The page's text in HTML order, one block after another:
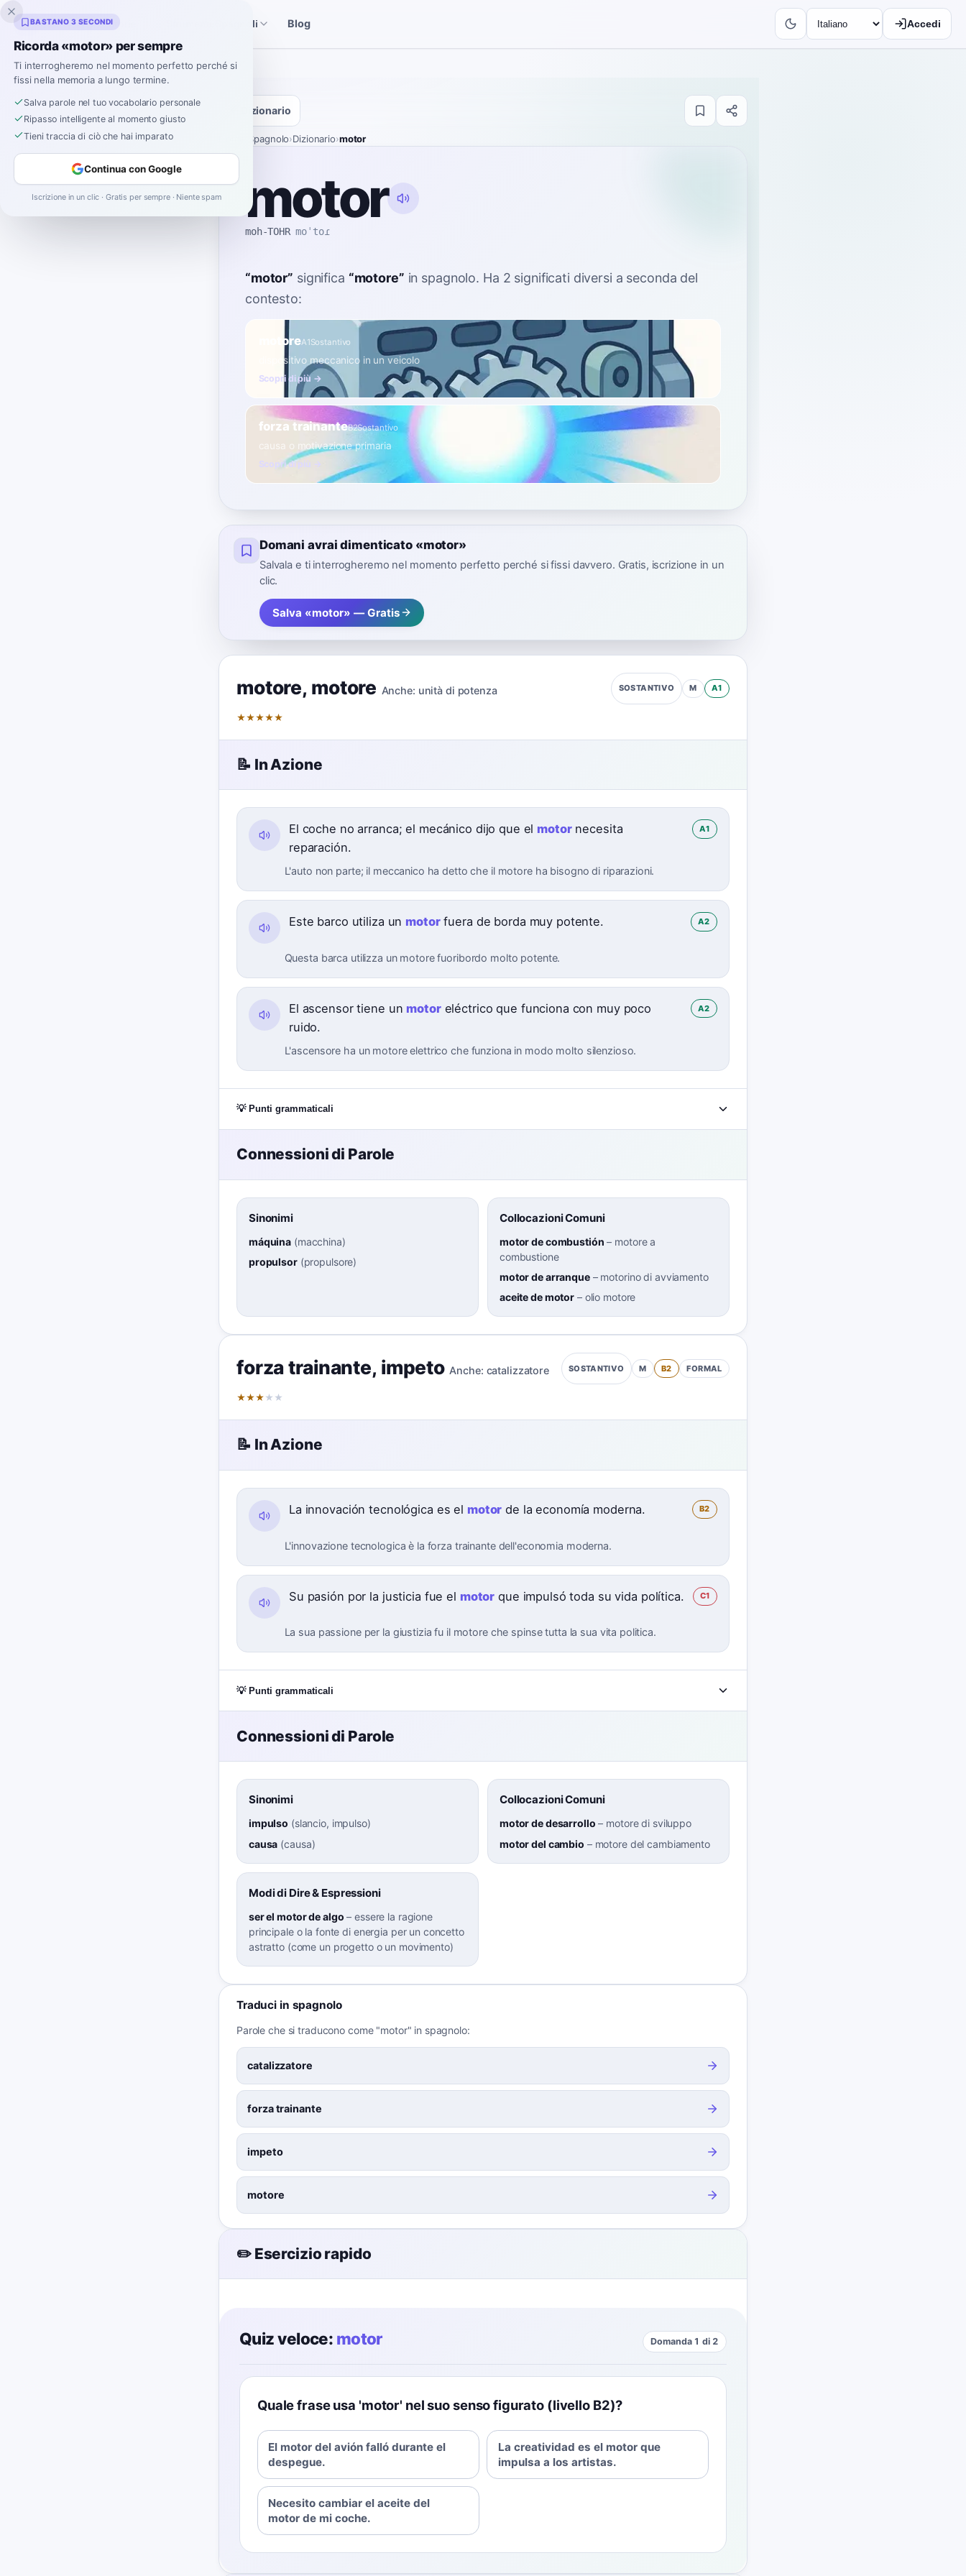
Inklingo Storie Strumenti Spagnoli Blog Accedi
Dizionario
Spagnolo›Dizionario›motor
motor
moh-TOHR moˈtoɾ
“motor” significa “motore” in spagnolo. Ha 2 significati diversi a seconda del
contesto:
motoreA1Sostantivo
dispositivo meccanico in un veicolo
Scopri di più →
forza trainanteB2Sostantivo
causa o motivazione primaria
Scopri di più →
Domani avrai dimenticato «motor»
Salvala e ti interrogheremo nel momento perfetto perché si fissi davvero. Gratis, iscrizione in un
clic.
Salva «motor» — Gratis
motore, motore Anche: unità di potenza SOSTANTIVO M A1
★★★★★
📝 In Azione
El coche no arranca; el mecánico dijo que el motornecesita
reparación.
A1
L'auto non parte; il meccanico ha detto che il motore ha bisogno di riparazioni.
Este barco utiliza un motorfuera de borda muy potente. A2
Questa barca utilizza un motore fuoribordo molto potente.
El ascensor tiene un motoreléctrico que funciona con muy poco
ruido.
A2
L'ascensore ha un motore elettrico che funziona in modo molto silenzioso.
💡 Punti grammaticali
Connessioni di Parole
Sinonimi
máquina (macchina)
propulsor(propulsore)
Collocazioni Comuni
motor de combustión – motore a
combustione
motor de arranque– motorino di avviamento
aceite de motor – olio motore
forza trainante, impeto Anche: catalizzatore SOSTANTIVO M B2 FORMAL
★★★ ★ ★
📝 In Azione
La innovación tecnológica es el motor de la economía moderna. B2
L'innovazione tecnologica è la forza trainante dell'economia moderna.
Su pasión por la justicia fue el motor que impulsó toda su vida política. C1
La sua passione per la giustizia fu il motore che spinse tutta la sua vita politica.
💡 Punti grammaticali
Connessioni di Parole
Sinonimi
impulso (slancio, impulso)
causa (causa)
Collocazioni Comuni
motor de desarrollo – motore di sviluppo
motor del cambio – motore del cambiamento
Modi di Dire & Espressioni
ser el motor de algo –essere la ragione
principale o la fonte di energia per un concetto
astratto (come un progetto o un movimento)
Traduci in spagnolo
Parole che si traducono come "motor" in spagnolo:
catalizzatore
forza trainante
impeto
motore
✏️ Esercizio rapido
Quiz veloce: motor Domanda 1 di 2
Quale frase usa 'motor' nel suo senso figurato (livello B2)?
El motor del avión falló durante el
despegue.
La creatividad es el motor que
impulsa a los artistas.
Necesito cambiar el aceite del
motor de mi coche.
BASTANO 3 SECONDI
Ricorda «motor» per sempre
Ti interrogheremo nel momento perfetto perché si
fissi nella memoria a lungo termine.
Salva parole nel tuo vocabolario personale
Ripasso intelligente al momento giusto
Tieni traccia di ciò che hai imparato
Continua con Google
Iscrizione in un clic · Gratis per sempre · Niente spam